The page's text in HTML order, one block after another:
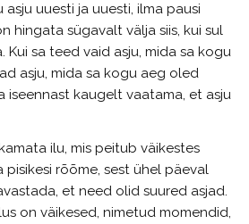
asju uuesti ja uuesti, ilma pausi
hingata sügavalt välja siis, kui sul
Kui sa teed vaid asju, mida sa kogu
asju, mida sa kogu aeg oled
iseennast kaugelt vaatama, et asju
ilu, mis peitub väikestes
pisikesi rõõme, sest ühel päeval
et need olid suured asjad.
on väikesed, nimetud momendid,